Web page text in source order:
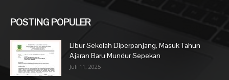
POSTING POPULER
Libur Sekolah Diperpanjang, Masuk Tahun
Ajaran Baru Mundur Sepekan
Juli 11, 2025